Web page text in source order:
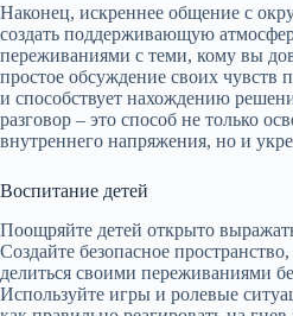
Наконец, искреннее общение с
создать поддерживающую
переживаниями с теми, кому вы
простое обсуждение своих чувств
и способствует нахождению
разговор – это способ не только
внутреннего напряжения, но и
Воспитание детей
Поощряйте детей открыто
Создайте безопасное
делиться своими переживаниями
Используйте игры и ролевые